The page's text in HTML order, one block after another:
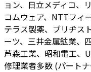
ョン、日立メディコ、
コムウェア、NTTフィ
テラス製薬、ブリヂス
ーツ、三井金属鉱業、
芦森工業、昭和電工、
修理業者多数 (パートナ